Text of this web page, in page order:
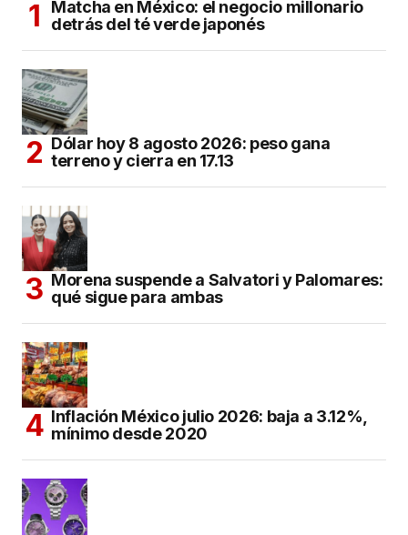
Matcha en México: el negocio millonario
detrás del té verde japonés
Dólar hoy 8 agosto 2026: peso gana
terreno y cierra en 17.13
Morena suspende a Salvatori y Palomares:
qué sigue para ambas
Inflación México julio 2026: baja a 3.12%,
mínimo desde 2020